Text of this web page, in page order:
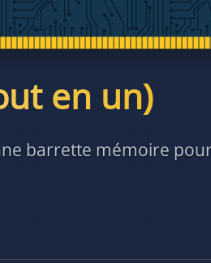
en un)
barrette mémoire